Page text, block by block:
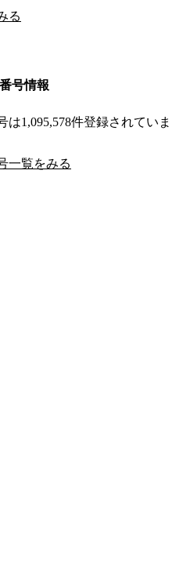
る
号情報
は1,095,578件登録されていま
一覧をみる